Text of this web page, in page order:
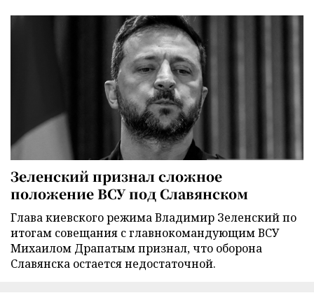
Зеленский признал сложное
положение ВСУ под Славянском
Глава киевского режима Владимир Зеленский по
итогам совещания с главнокомандующим ВСУ
Михаилом Драпатым признал, что оборона
Славянска остается недостаточной.